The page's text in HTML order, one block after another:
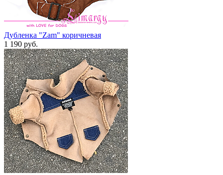
Дубленка "Zam" коричневая
1 190 руб.